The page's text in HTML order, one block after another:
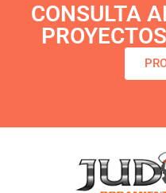
CONSULTA